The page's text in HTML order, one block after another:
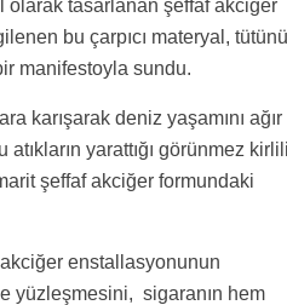
olarak tasarlanan şeffaf akciğer
bu çarpıcı materyal,
manifestoyla sundu.
karışarak deniz yaşamını ağır
yarattığı görünmez
şeffaf akciğer formundaki
enstallasyonunun
yüzleşmesini, sigaranın hem